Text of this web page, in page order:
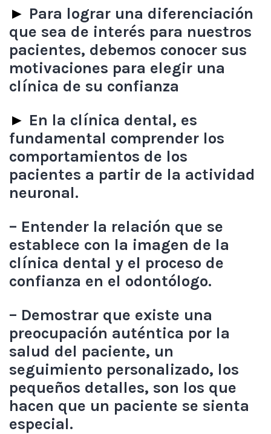
► Para lograr una diferenciación
que sea de interés para nuestros
pacientes, debemos conocer sus
motivaciones para elegir una
clínica de su confianza
► En la clínica dental, es
fundamental comprender los
comportamientos de los
pacientes a partir de la actividad
neuronal.
– Entender la relación que se
establece con la imagen de la
clínica dental y el proceso de
confianza en el odontólogo.
– Demostrar que existe una
preocupación auténtica por la
salud del paciente, un
seguimiento personalizado, los
pequeños detalles, son los que
hacen que un paciente se sienta
especial.